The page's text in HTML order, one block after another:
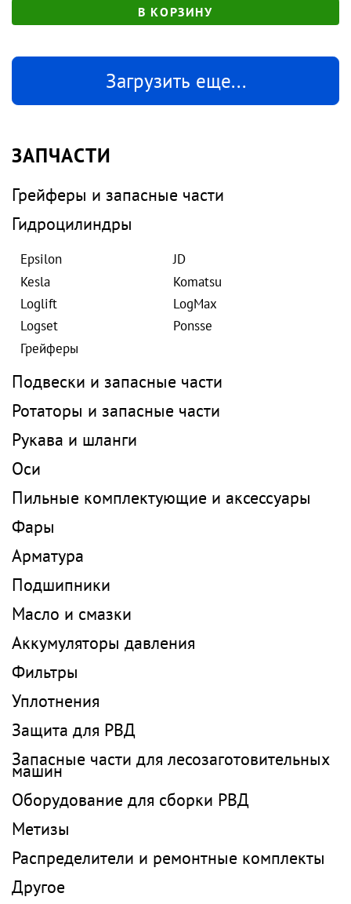
В КОРЗИНУ
Загрузить еще...
ЗАПЧАСТИ
Грейферы и запасные части
Гидроцилиндры
Epsilon
JD
Kesla
Komatsu
Loglift
LogMax
Logset
Ponsse
Грейферы
Подвески и запасные части
Ротаторы и запасные части
Рукава и шланги
Оси
Пильные комплектующие и аксессуары
Фары
Арматура
Подшипники
Масло и смазки
Аккумуляторы давления
Фильтры
Уплотнения
Защита для РВД
Запасные части для лесозаготовительных
машин
Оборудование для сборки РВД
Метизы
Распределители и ремонтные комплекты
Другое